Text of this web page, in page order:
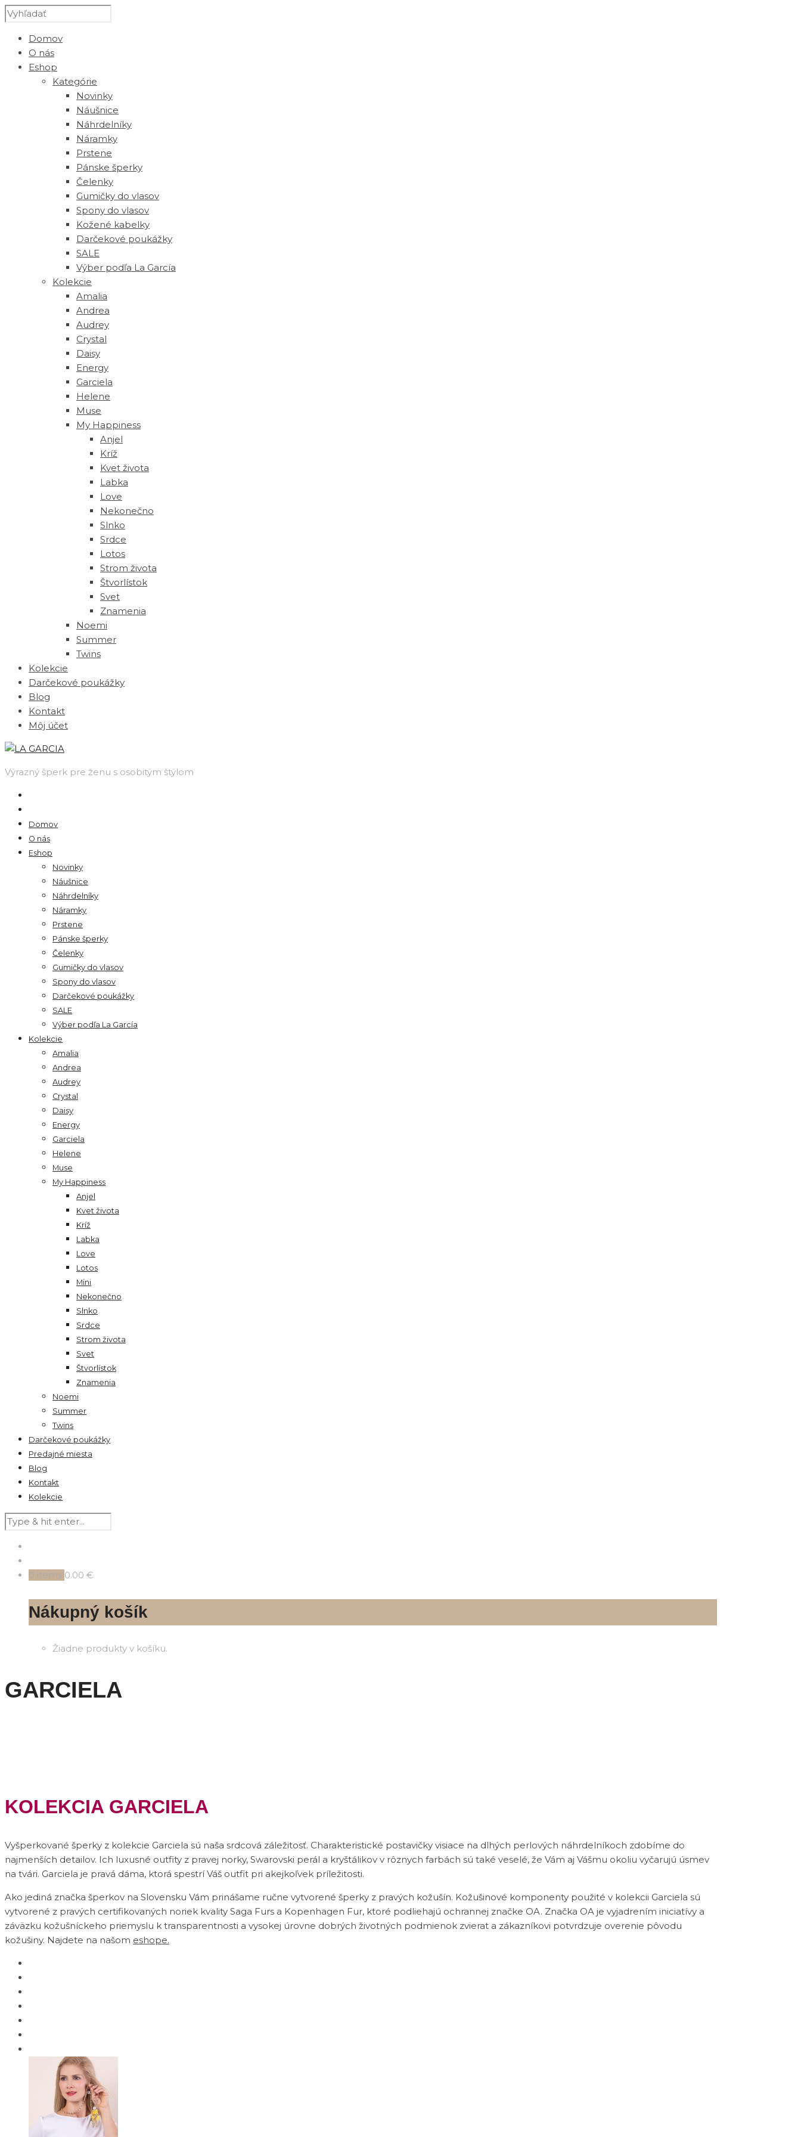
Domov
O nás
Eshop
Kategórie
Novinky
Náušnice
Náhrdelníky
Náramky
Prstene
Pánske šperky
Čelenky
Gumičky do vlasov
Spony do vlasov
Kožené kabelky
Darčekové poukážky
SALE
Výber podľa La García
Kolekcie
Amalia
Andrea
Audrey
Crystal
Daisy
Energy
Garciela
Helene
Muse
‎My Happiness
Anjel
Kríž
Kvet života
Labka
Love
Nekonečno
Slnko
Srdce
Lotos
Strom života
Štvorlístok
Svet
Znamenia
Noemi
Summer
Twins
Kolekcie
Darčekové poukážky
Blog
Kontakt
Môj účet
Výrazný šperk pre ženu s osobitým štýlom
Domov
O nás
Eshop
Novinky
Náušnice
Náhrdelníky
Náramky
Prstene
Pánske šperky
Čelenky
Gumičky do vlasov
Spony do vlasov
Darčekové poukážky
SALE
Výber podľa La García
Kolekcie
Amalia
Andrea
Audrey
Crystal
Daisy
Energy
Garciela
Helene
Muse
My Happiness
Anjel
Kvet života
Kríž
Labka
Love
Lotos
Mini
Nekonečno
Slnko
Srdce
Strom života
Svet
Štvorlístok
Znamenia
Noemi
Summer
Twins
Darčekové poukážky
Predajné miesta
Blog
Kontakt
Kolekcie
0 items 0.00 €
Nákupný košík
Žiadne produkty v košíku.
GARCIELA
KOLEKCIA GARCIELA
Vyšperkované šperky z kolekcie Garciela sú naša srdcová záležitosť. Charakteristické postavičky visiace na dlhých perlových náhrdelníkoch zdobíme do
najmenších detailov. Ich luxusné outfity z pravej norky, Swarovski perál a kryštálikov v rôznych farbách sú také veselé, že Vám aj Vášmu okoliu vyčarujú úsmev
na tvári. Garciela je pravá dáma, ktorá spestrí Váš outfit pri akejkoľvek príležitosti.
Ako jediná značka šperkov na Slovensku Vám prinášame ručne vytvorené šperky z pravých kožušín. Kožušinové komponenty použité v kolekcii Garciela sú
vytvorené z pravých certifikovaných noriek kvality Saga Furs a Kopenhagen Fur, ktoré podliehajú ochrannej značke OA. Značka OA je vyjadrením iniciatívy a
záväzku kožušníckeho priemyslu k transparentnosti a vysokej úrovne dobrých životných podmienok zvierat a zákazníkovi potvrdzuje overenie pôvodu
kožušiny. Najdete na našom eshope.